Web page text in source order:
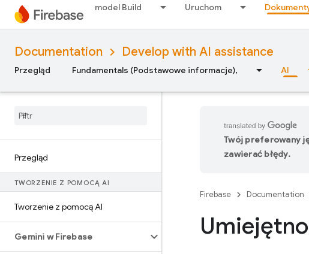
model Build Uruchom
Documentation Develop with AI assistance
Przegląd Fundamentals (Podstawowe informacje), AI
Przegląd
TWORZENIE Z POMOCĄ AI
Tworzenie z pomocą AI
Gemini w Firebase
Twój preferowany
zawierać błędy.
Firebase Documentation